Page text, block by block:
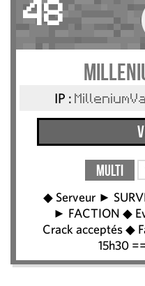
48
IP :
Multi
◆ Serveur ►
► FACTION ◆
Crack acceptés ◆
15h30